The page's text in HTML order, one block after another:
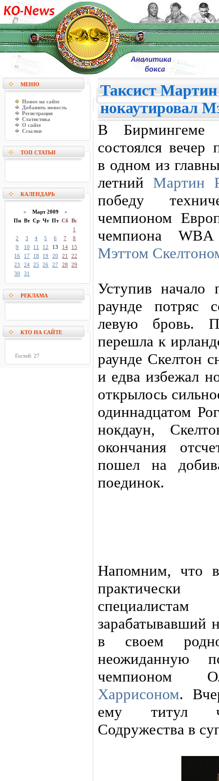
МЕНЮ
Новое на сайте
Добавить новость
Регистрация
Статистика
О сайте
Ссылки
ТОП СТАТЬИ
КАЛЕНДАРЬ
« Март 2009 »
Пн Вт Ср Чт Пт Сб Вс
1
2
3 4 5 6 7
8
9
10 11 12 13 14
15
16
17 18 19 20 21
22
23
24 25 26 27 28
29
30
31
РЕКЛАМА
КТО НА САЙТЕ
Гостей: 27
Таксист
нокаутировал
В Бирмингеме
состоялся вечер
в одном из
летний Мартин
победу
чемпионом
чемпиона
Мэттом
Уступив начало
раунде потряс
левую бровь.
перешла к
раунде Скелтон
и едва избежал
открылось
одиннадцатом
нокдаун,
окончания
пошел на
поединок.
Напомним, что
зарабатывавший
в своем
неожиданную
чемпионом
Харрисоном.
ему титул
Содружества в